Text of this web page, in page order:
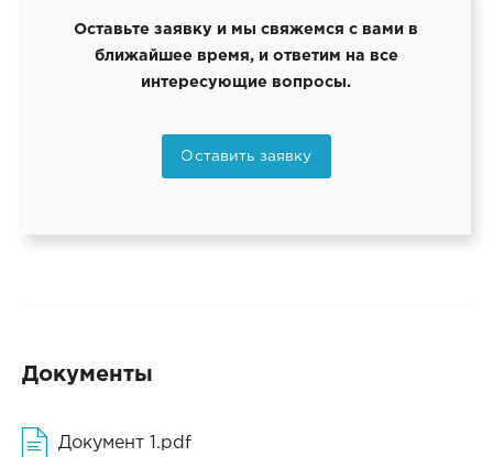
Оставьте заявку и мы свяжемся с вами в
ближайшее время, и ответим на все
интересующие вопросы.
Оставить заявку
Документы
Документ 1.pdf